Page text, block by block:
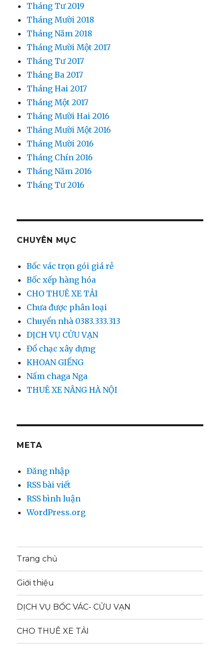
Tháng Tư 2019
Tháng Mười 2018
Tháng Năm 2018
Tháng Mười Một 2017
Tháng Tư 2017
Tháng Ba 2017
Tháng Hai 2017
Tháng Một 2017
Tháng Mười Hai 2016
Tháng Mười Một 2016
Tháng Mười 2016
Tháng Chín 2016
Tháng Năm 2016
Tháng Tư 2016
CHUYÊN MỤC
Bốc vác trọn gói giá rẻ
Bốc xếp hàng hóa
CHO THUÊ XE TẢI
Chưa được phân loại
Chuyển nhà 0383.333.313
DỊCH VỤ CỬU VẠN
Đổ chạc xây dựng
KHOAN GIẾNG
Nấm chaga Nga
THUÊ XE NÂNG HÀ NỘI
META
Đăng nhập
RSS bài viết
RSS bình luận
WordPress.org
Trang chủ
Giới thiệu
DỊCH VỤ BỐC VÁC- CỬU VẠN
CHO THUÊ XE TẢI